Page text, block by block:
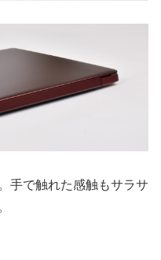
手で触れた感触もサラサ